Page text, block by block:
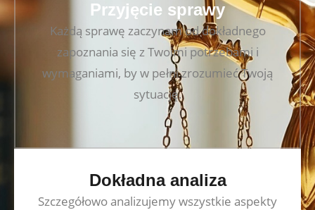
Przyjęcie sprawy
Każdą sprawę zaczynam od dokładnego
zapoznania się z Twoimi potrzebami i
wymaganiami, by w pełni zrozumieć Twoją
sytuację.
Dokładna analiza
Szczegółowo analizujemy wszystkie aspekty